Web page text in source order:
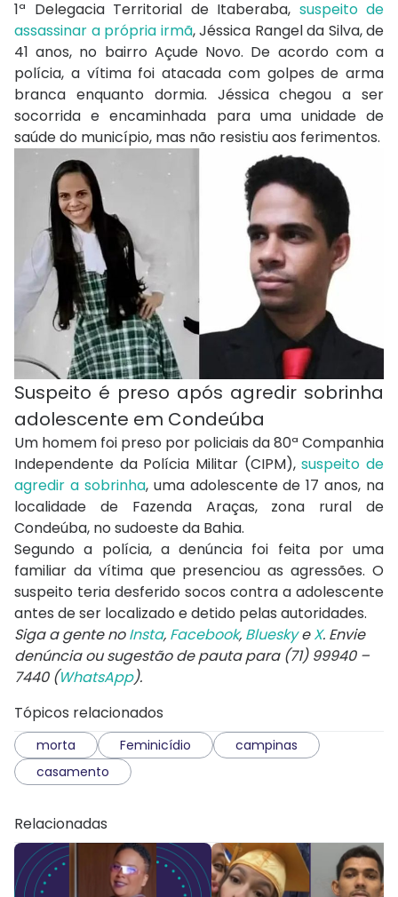
1ª Delegacia Territorial de Itaberaba, suspeito de
assassinar a própria irmã, Jéssica Rangel da Silva, de
41 anos, no bairro Açude Novo. De acordo com a
polícia, a vítima foi atacada com golpes de arma
branca enquanto dormia. Jéssica chegou a ser
socorrida e encaminhada para uma unidade de
saúde do município, mas não resistiu aos ferimentos.
Suspeito é preso após agredir sobrinha
adolescente em Condeúba
Um homem foi preso por policiais da 80ª Companhia
Independente da Polícia Militar (CIPM),suspeito de
agredir a sobrinha, uma adolescente de 17 anos, na
localidade de Fazenda Araças, zona rural de
Condeúba, no sudoeste da Bahia.
Segundo a polícia, a denúncia foi feita por uma
familiar da vítima que presenciou as agressões. O
suspeito teria desferido socos contra a adolescente
antes de ser localizado e detido pelas autoridades.
Siga a gente noInsta, Facebook, BlueskyeX. Envie
denúncia ou sugestão de pauta para (71) 99940 –
7440 (WhatsApp).
Tópicos relacionados
morta Feminicídio
campinas
casamento
Relacionadas